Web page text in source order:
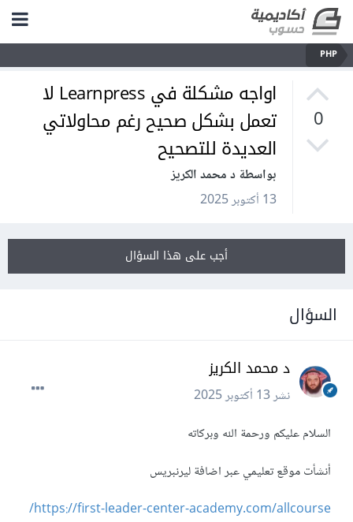
PHP
0
اواجه مشكلة في Learnpress لا
تعمل بشكل صحيح رغم محاولاتي
العديدة للتصحيح
بواسطة د محمد الكريز
13 أكتوبر 2025
أجب على هذا السؤال
السؤال
د محمد الكريز
نشر13 أكتوبر 2025
السلام عليكم ورحمة الله وبركاته
أنشأت موقع تعليمي عبر اضافة ليرنبريس
https://first-leader-center-academy.com/allcourse/